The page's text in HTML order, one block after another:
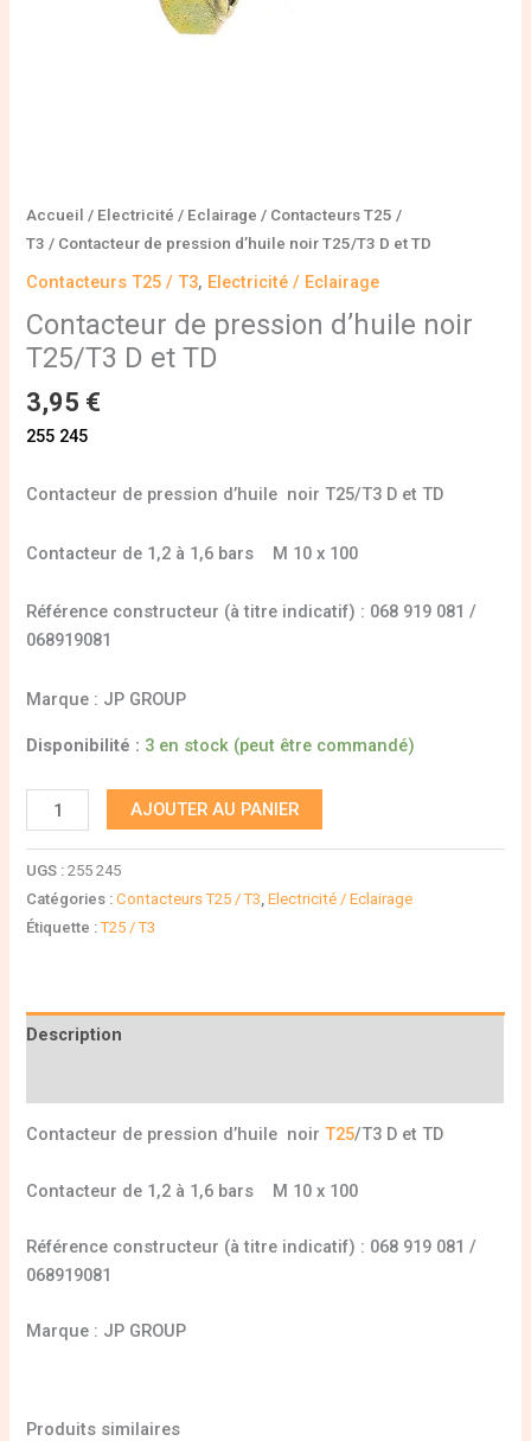
Accueil / Electricité / Eclairage / Contacteurs T25 /
T3 / Contacteur de pression d’huile noir T25/T3 D et TD
Contacteurs T25 / T3, Electricité / Eclairage
Contacteur de pression d’huile noir
T25/T3 D et TD
3,95 €
255 245
Contacteur de pression d’huile noir T25/T3 D et TD
Contacteur de 1,2 à 1,6 bars M 10 x 100
Référence constructeur (à titre indicatif) : 068 919 081 /
068919081
Marque : JP GROUP
Disponibilité : 3 en stock (peut être commandé)
AJOUTER AU PANIER
UGS :255 245
Catégories :Contacteurs T25 / T3,Electricité / Eclairage
Étiquette :T25 / T3
Description
Contacteur de pression d’huile noirT25/T3 D et TD
Contacteur de 1,2 à 1,6 bars M 10 x 100
Référence constructeur (à titre indicatif) : 068 919 081 /
068919081
Marque : JP GROUP
Produits similaires